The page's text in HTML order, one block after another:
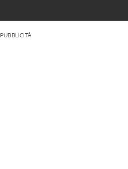
PUBBLICITÀ